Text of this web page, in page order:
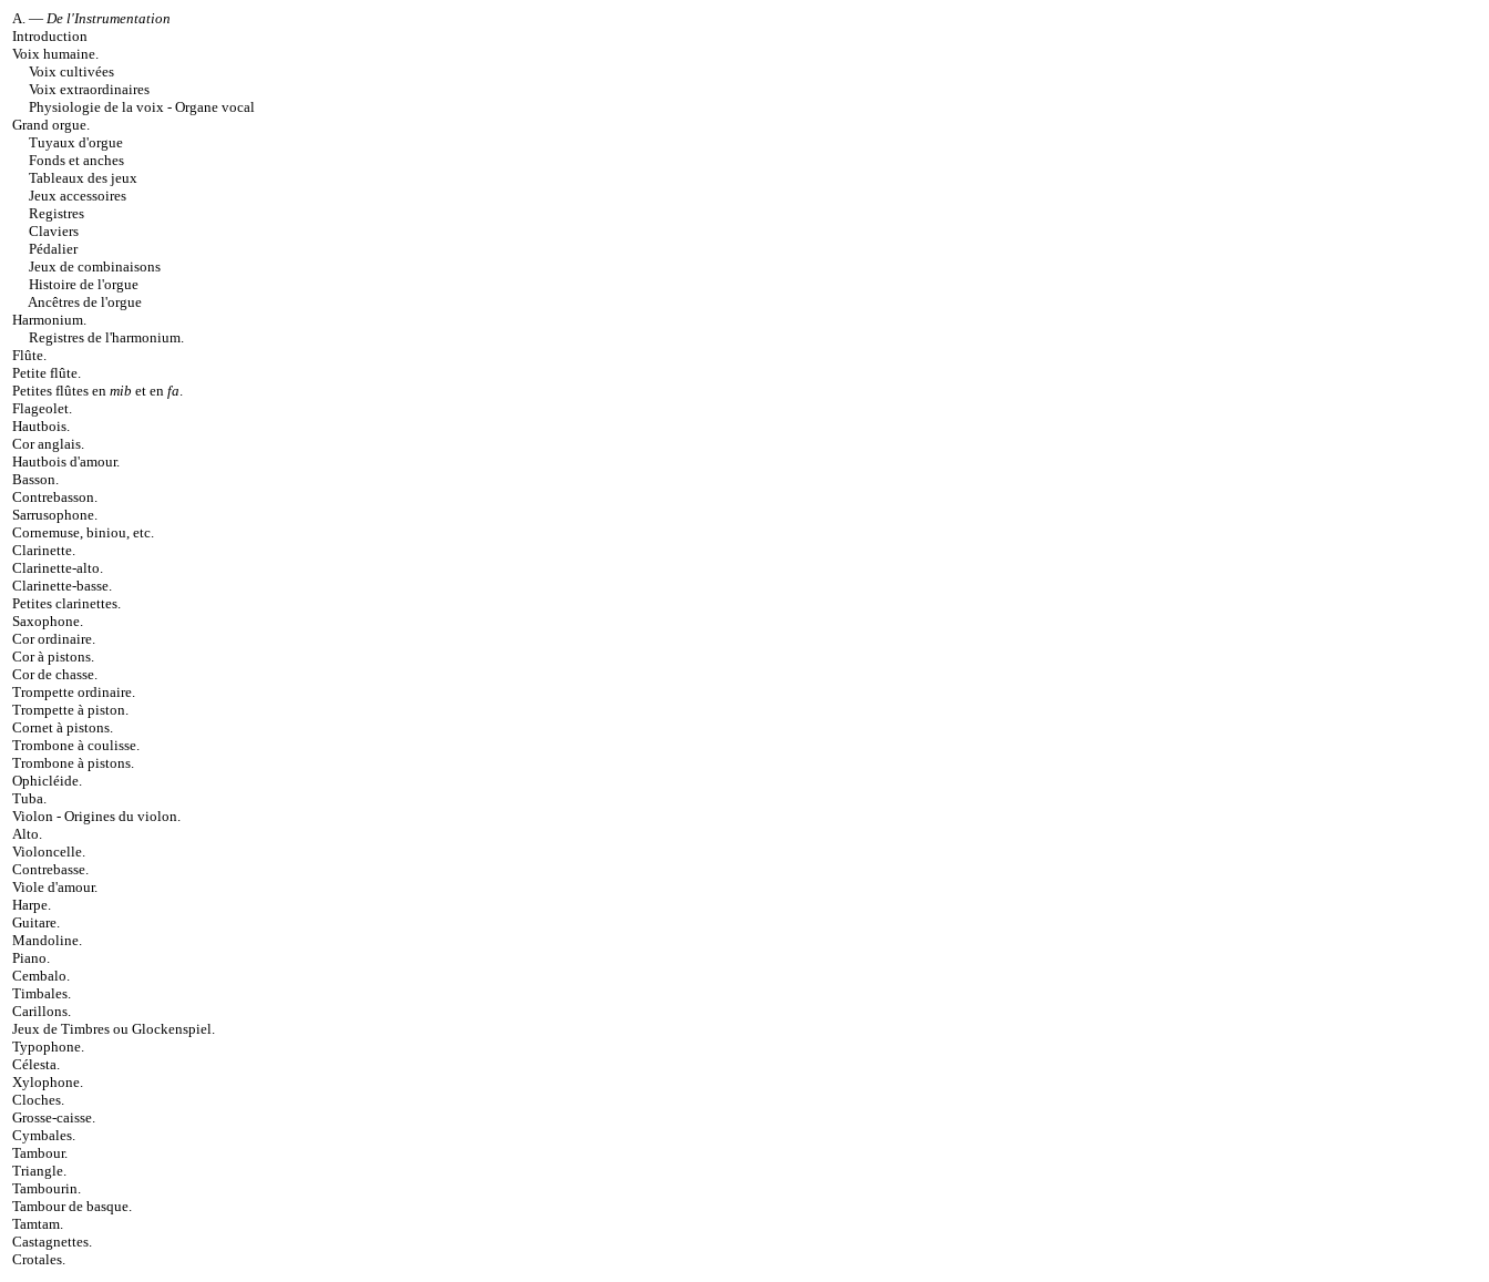
A. — De l'Instrumentation
Introduction
Voix humaine.
Voix cultivées
Voix extraordinaires
Physiologie de la voix - Organe vocal
Grand orgue.
Tuyaux d'orgue
Fonds et anches
Tableaux des jeux
Jeux accessoires
Registres
Claviers
Pédalier
Jeux de combinaisons
Histoire de l'orgue
Ancêtres de l'orgue
Harmonium.
Registres de l'harmonium.
Flûte.
Petite flûte.
Petites flûtes en mib et en fa.
Flageolet.
Hautbois.
Cor anglais.
Hautbois d'amour.
Basson.
Contrebasson.
Sarrusophone.
Cornemuse, biniou, etc.
Clarinette.
Clarinette-alto.
Clarinette-basse.
Petites clarinettes.
Saxophone.
Cor ordinaire.
Cor à pistons.
Cor de chasse.
Trompette ordinaire.
Trompette à piston.
Cornet à pistons.
Trombone à coulisse.
Trombone à pistons.
Ophicléide.
Tuba.
Violon - Origines du violon.
Alto.
Violoncelle.
Contrebasse.
Viole d'amour.
Harpe.
Guitare.
Mandoline.
Piano.
Cembalo.
Timbales.
Carillons.
Jeux de Timbres ou Glockenspiel.
Typophone.
Célesta.
Xylophone.
Cloches.
Grosse-caisse.
Cymbales.
Tambour.
Triangle.
Tambourin.
Tambour de basque.
Tamtam.
Castagnettes.
Crotales.